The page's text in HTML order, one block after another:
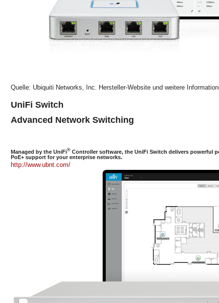
Quelle: Ubiquiti Networks, Inc. Hersteller-Website und weitere
UniFi Switch
Advanced Network Switching
Managed by the UniFi® Controller software, the UniFi Switch delivers powerful
PoE+ support for your enterprise networks.
http://www.ubnt.com/